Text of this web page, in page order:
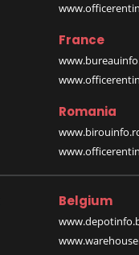
France
Romania
Belgium